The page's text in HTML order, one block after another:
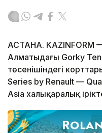
АСТАНА. KAZINFORM
Алматыдағы Gorky
төсенішіндегі
Series by Renault —
Asia халықаралық